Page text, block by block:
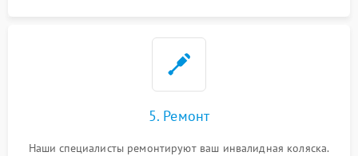
5. Ремонт
Наши специалисты ремонтируют ваш инвалидная коляска.